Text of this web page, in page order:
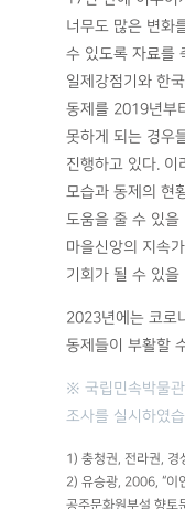
너무도 많은 변화
수 있도록 자료를
일제강점기와 한
동제를 2019년부
못하게 되는 경우
진행하고 있다. 이
모습과 동제의 현
도움을 줄 수 있을
마을신앙의 지속
기회가 될 수 있을
2023년에는 코로
동제들이 부활할
※ 국립민속박물
조사를 실시하였
1) 충청권, 전라권, 경
2) 유승광, 2006, “이
공주문화원부설 향토